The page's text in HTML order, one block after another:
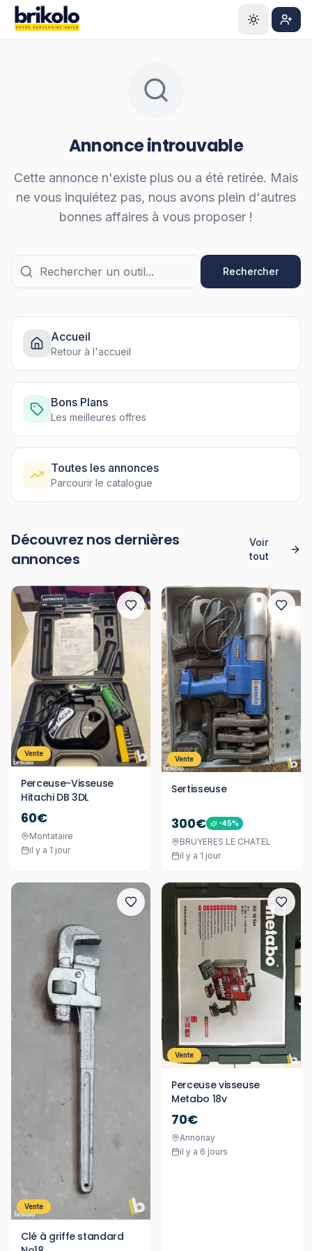
Aller au contenu principal
Annonce introuvable
Cette annonce n'existe plus ou a été retirée. Mais
ne vous inquiétez pas, nous avons plein d'autres
bonnes affaires à vous proposer !
Rechercher
Accueil
Retour à l'accueil
Bons Plans
Les meilleures offres
Toutes les annonces
Parcourir le catalogue
Découvrez nos dernières
annonces
Voir
tout
Vente
Perceuse-Visseuse
Hitachi DB 3DL
60€
Montataire
il y a 1 jour
Vente
Sertisseuse
300€ -45%
BRUYERES LE CHATEL
il y a 1 jour
Vente
Clé à griffe standard
Vente
Perceuse visseuse
Metabo 18v
70€
Annonay
il y a 6 jours